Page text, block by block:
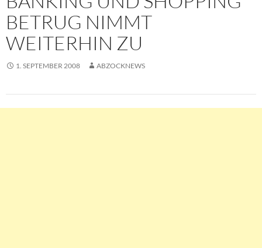
BETRUG NIMMT
WEITERHIN ZU
1. SEPTEMBER 2008 ABZOCKNEWS